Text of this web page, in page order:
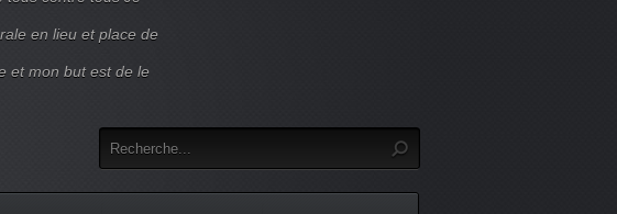
en lieu et place de
et mon but est de le